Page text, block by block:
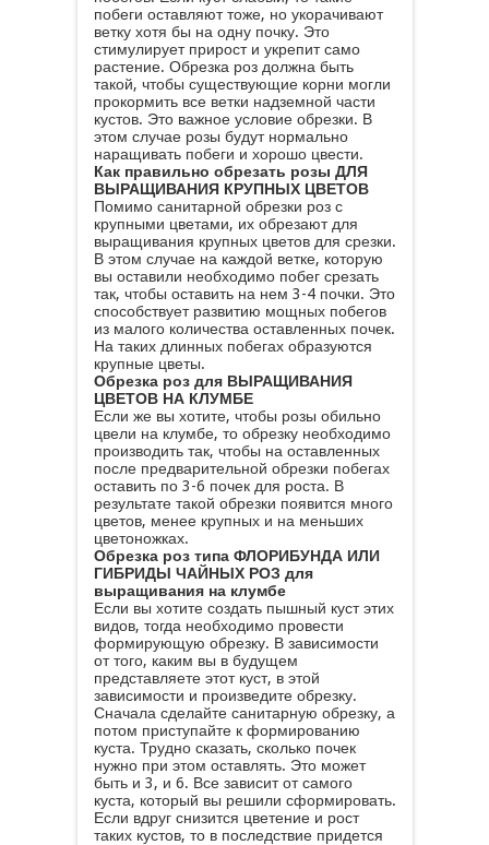
побеги оставляют тоже, но укорачивают
ветку хотя бы на одну почку. Это
стимулирует прирост и укрепит само
растение. Обрезка роз должна быть
такой, чтобы существующие корни могли
прокормить все ветки надземной части
кустов. Это важное условие обрезки. В
этом случае розы будут нормально
наращивать побеги и хорошо цвести.
Как правильно обрезать розы ДЛЯ
ВЫРАЩИВАНИЯ КРУПНЫХ ЦВЕТОВ
Помимо санитарной обрезки роз с
крупными цветами, их обрезают для
выращивания крупных цветов для срезки.
В этом случае на каждой ветке, которую
вы оставили необходимо побег срезать
так, чтобы оставить на нем 3-4 почки. Это
способствует развитию мощных побегов
из малого количества оставленных почек.
На таких длинных побегах образуются
крупные цветы.
Обрезка роз для ВЫРАЩИВАНИЯ
ЦВЕТОВ НА КЛУМБЕ
Если же вы хотите, чтобы розы обильно
цвели на клумбе, то обрезку необходимо
производить так, чтобы на оставленных
после предварительной обрезки побегах
оставить по 3-6 почек для роста. В
результате такой обрезки появится много
цветов, менее крупных и на меньших
цветоножках.
Обрезка роз типа ФЛОРИБУНДА ИЛИ
ГИБРИДЫ ЧАЙНЫХ РОЗ для
выращивания на клумбе
Если вы хотите создать пышный куст этих
видов, тогда необходимо провести
формирующую обрезку. В зависимости
от того, каким вы в будущем
представляете этот куст, в этой
зависимости и произведите обрезку.
Сначала сделайте санитарную обрезку, а
потом приступайте к формированию
куста. Трудно сказать, сколько почек
нужно при этом оставлять. Это может
быть и 3, и 6. Все зависит от самого
куста, который вы решили сформировать.
Если вдруг снизится цветение и рост
таких кустов, то в последствие придется